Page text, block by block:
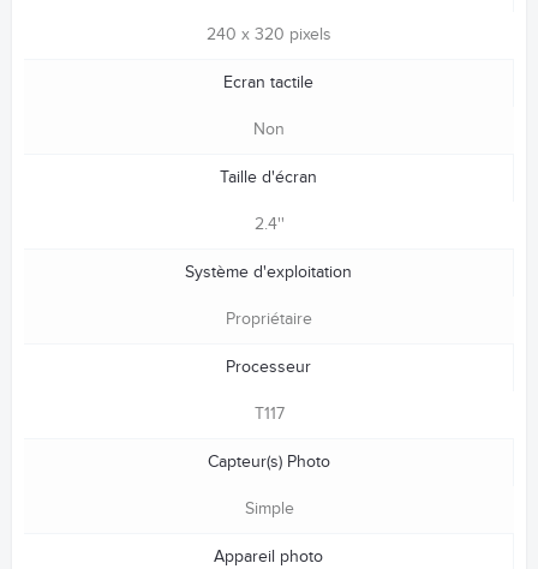
240 x 320 pixels
Ecran tactile
Non
Taille d'écran
2.4''
Système d'exploitation
Propriétaire
Processeur
T117
Capteur(s) Photo
Simple
Appareil photo